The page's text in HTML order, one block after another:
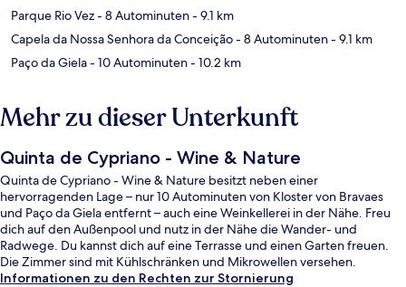
Parque Rio Vez- 8 Autominuten- 9.1 km
Capela da Nossa Senhora da Conceição- 8 Autominuten- 9.1 km
Paço da Giela- 10 Autominuten- 10.2 km
Mehr zu dieser Unterkunft
Quinta de Cypriano - Wine & Nature
Quinta de Cypriano - Wine & Nature besitzt neben einer
hervorragenden Lage – nur 10 Autominuten von Kloster von Bravaes
und Paço da Giela entfernt – auch eine Weinkellerei in der Nähe. Freu
dich auf den Außenpool und nutz in der Nähe die Wander- und
Radwege. Du kannst dich auf eine Terrasse und einen Garten freuen.
Die Zimmer sind mit Kühlschränken und Mikrowellen versehen.
Informationen zu den Rechten zur Stornierung